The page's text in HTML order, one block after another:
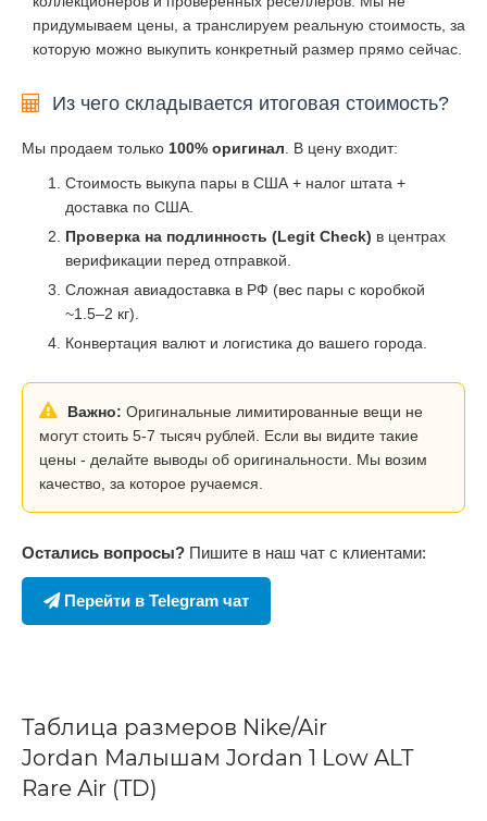
придумываем цены, а транслируем реальную стоимость, за
которую можно выкупить конкретный размер прямо сейчас.
Из чего складывается итоговая стоимость?
Мы продаем только 100% оригинал . В цену входит:
Стоимость выкупа пары в США + налог штата +
доставка по США.
Проверка на подлинность (Legit Check) в центрах
верификации перед отправкой.
Сложная авиадоставка в РФ (вес пары с коробкой
~1.5–2 кг).
Конвертация валют и логистика до вашего города.
Важно: Оригинальные лимитированные вещи не
могут стоить 5-7 тысяч рублей. Если вы видите такие
цены - делайте выводы об оригинальности. Мы возим
качество, за которое ручаемся.
Остались вопросы? Пишите в наш чат с клиентами:
Перейти в Telegram чат
Таблица размеров Nike/Air
Jordan Малышам Jordan 1 Low ALT
Rare Air (TD)